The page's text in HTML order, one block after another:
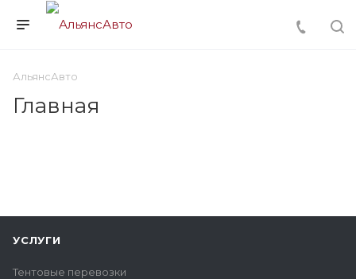
АльянсАвто
Главная
УСЛУГИ
Тентовые перевозки